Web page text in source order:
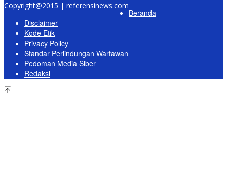
Copyright@2015 | referensinews.com
Beranda
Disclaimer
Kode Etik
Privacy Policy
Standar Perlindungan Wartawan
Pedoman Media Siber
Redaksi